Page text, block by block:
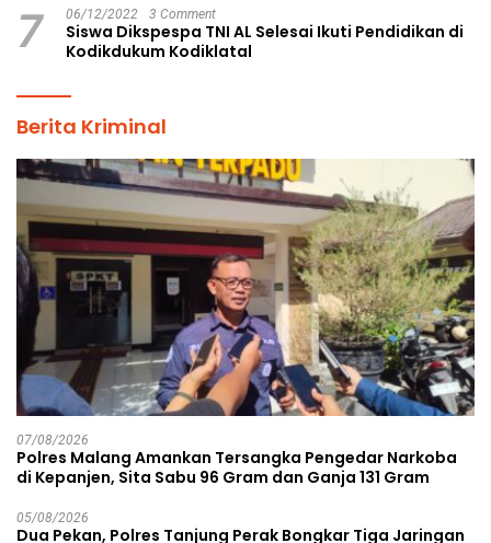
7 06/12/2022 3 Comment
Siswa Dikspespa TNI AL Selesai Ikuti Pendidikan di
Kodikdukum Kodiklatal
Berita Kriminal
07/08/2026
Polres Malang Amankan Tersangka Pengedar Narkoba
di Kepanjen, Sita Sabu 96 Gram dan Ganja 131 Gram
05/08/2026
Dua Pekan, Polres Tanjung Perak Bongkar Tiga Jaringan